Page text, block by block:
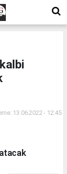
13.06.2022 - 12:45